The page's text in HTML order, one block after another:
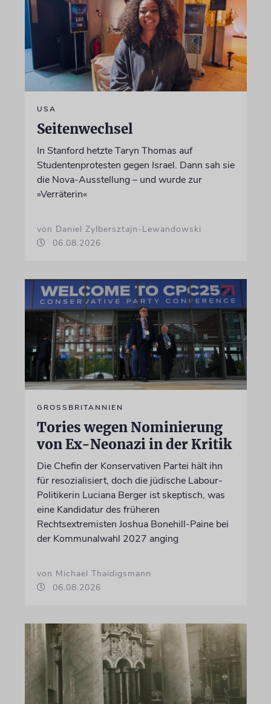
USA
Seitenwechsel
In Stanford hetzte Taryn Thomas auf
Studentenprotesten gegen Israel. Dann sah sie
die Nova-Ausstellung – und wurde zur
»Verräterin«
von Daniel Zylbersztajn-Lewandowski
06.08.2026
GROSSBRITANNIEN
Tories wegen Nominierung
von Ex-Neonazi in der Kritik
Die Chefin der Konservativen Partei hält ihn
für resozialisiert, doch die jüdische Labour-
Politikerin Luciana Berger ist skeptisch, was
eine Kandidatur des früheren
Rechtsextremisten Joshua Bonehill-Paine bei
der Kommunalwahl 2027 anging
von Michael Thaidigsmann
06.08.2026